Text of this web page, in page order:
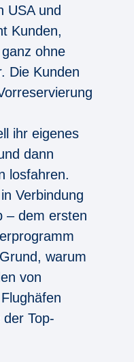
USA und
Kunden,
ohne
Die Kunden
ihr eigenes
dann
losfahren.
Verbindung
– dem ersten
warum
von
Top-